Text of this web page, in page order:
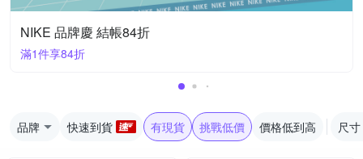
NIKE 品牌慶 結帳84折
滿1件享84折
品牌 快速到貨 有現貨 挑戰低價 價格低到高 尺寸